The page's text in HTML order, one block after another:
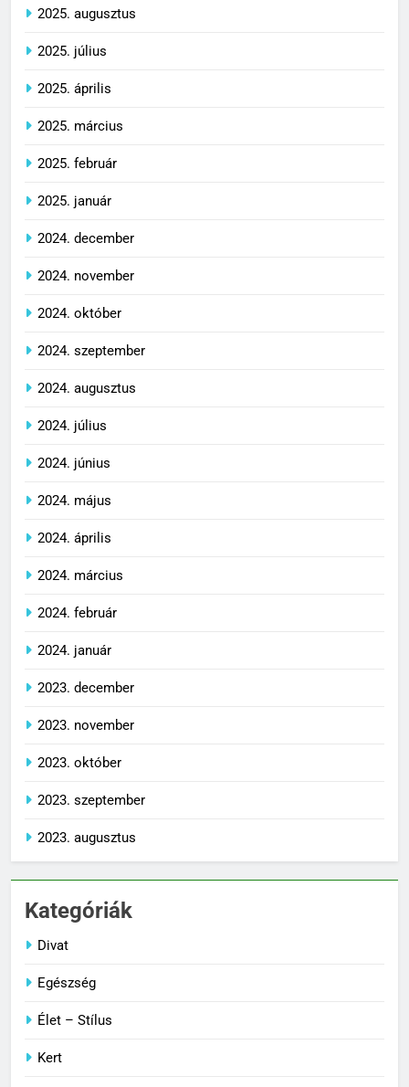
2025. augusztus
2025. július
2025. április
2025. március
2025. február
2025. január
2024. december
2024. november
2024. október
2024. szeptember
2024. augusztus
2024. július
2024. június
2024. május
2024. április
2024. március
2024. február
2024. január
2023. december
2023. november
2023. október
2023. szeptember
2023. augusztus
Kategóriák
Divat
Egészség
Élet – Stílus
Kert